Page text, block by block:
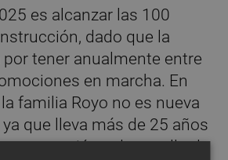
es alcanzar las 100
dado que la
tener anualmente entre
en marcha. En
familia Royo no es nueva
que lleva más de 25 años
promoción y desarrollo de